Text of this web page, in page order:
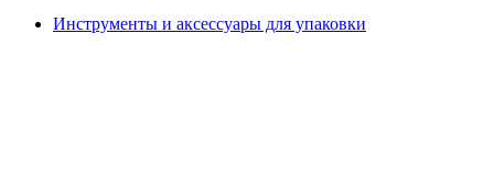
Инструменты и аксессуары для упаковки